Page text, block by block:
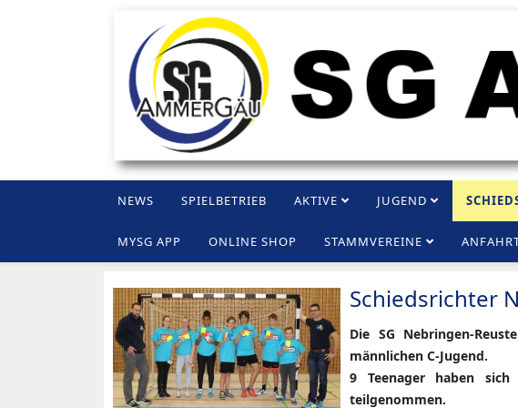
NEWS SPIELBETRIEB AKTIVE JUGEND
MYSG APP ONLINE SHOP STAMMVEREINE
Schiedsrichter
Die SG Nebringen-
männlichen C-Jugend.
9 Teenager haben
teilgenommen.